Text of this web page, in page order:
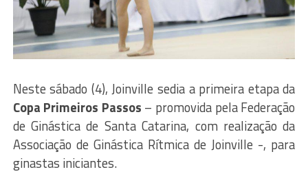
Neste sábado (4), Joinville sedia a primeira etapa da
Copa Primeiros Passos – promovida pela Federação
de Ginástica de Santa Catarina, com realização da
Associação de Ginástica Rítmica de Joinville -, para
ginastas iniciantes.